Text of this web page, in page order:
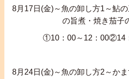
8月17日(金)～魚の卸し方1～鮎
の旨煮・焼き茄子
①10：00～12：00②14
8月24日(金)～魚の卸し方2～か